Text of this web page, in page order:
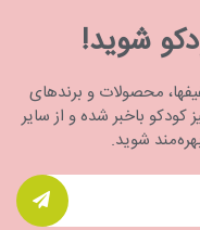
شوید!
محصولات و برندهای
کودکو باخبر شده و از سایر
شوید.